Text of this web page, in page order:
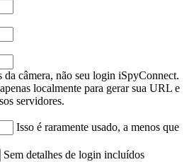
da câmera, não seu login iSpyConnect.
localmente para gerar sua URL e
servidores.
Isso é raramente usado, a menos que
Sem detalhes de login incluídos